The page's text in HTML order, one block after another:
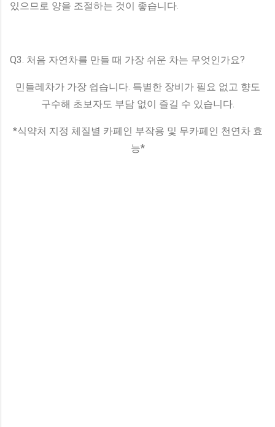
있으므로 양을 조절하는 것이 좋습니다.
Q3. 처음 자연차를 만들 때 가장 쉬운 차는 무엇인가요?
민들레차가 가장 쉽습니다. 특별한 장비가 필요 없고 향도
구수해 초보자도 부담 없이 즐길 수 있습니다.
*식약처 지정 체질별 카페인 부작용 및 무카페인 천연차 효
능*